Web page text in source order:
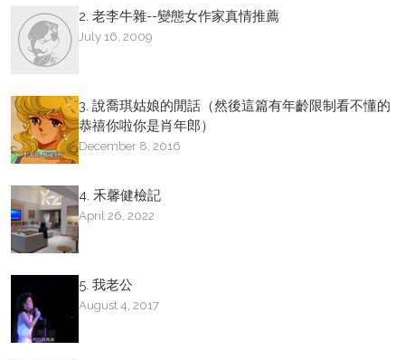
2. 老李牛雜--變態女作家真情推薦
July 16, 2009
3. 說喬琪姑娘的閒話（然後這篇有年齡限制看不懂的
恭禧你啦你是肖年郎）
December 8, 2016
4. 禾馨健檢記
April 26, 2022
5. 我老公
August 4, 2017